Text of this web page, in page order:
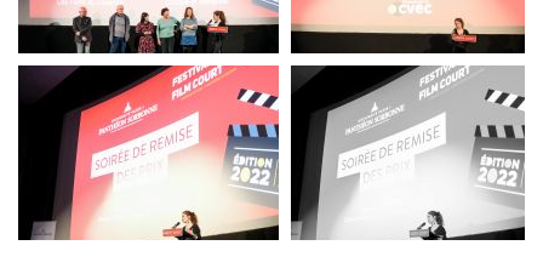
festival du film court festival du film court